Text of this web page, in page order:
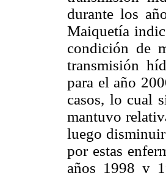
durante los
Maiquetía
condición de
transmisión
para el año
casos, lo cual
mantuvo
luego
por estas
años 1998 y